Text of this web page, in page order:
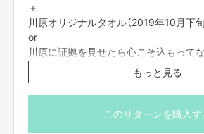
＋
川原オリジナルタオル（2019年10月下
or
川原に証拠を見せたら心こそ込もって
します
※リターンの商品はあくまでイメージ
は違います。お楽しみに！
もっと見る
このリターンを購入す